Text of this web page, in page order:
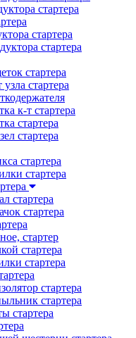
стартера
стартера
стартера
стартера
стартера
к-т стартера
стартера
стартера
стартера
стартера
стартера
стартера
стартер
стартера
стартера
стартера
стартера
стартера